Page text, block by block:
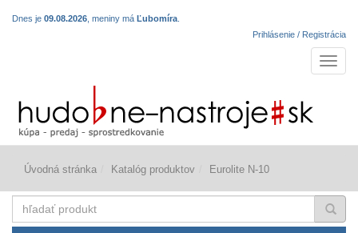
Dnes je 09.08.2026 , meniny má Ľubomíra
Prihlásenie / Registrácia
Úvodná stránka Katalóg produktov Eurolite N-10
produkt